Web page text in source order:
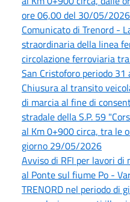
ore 06,00 del 30/05/2026
Comunicato di Trenord -
straordinaria della linea
circolazione ferroviaria
San Cristoforo periodo
Chiusura al transito
di marcia al fine di
stradale della S.P. 59
al Km 0+900 circa, tra le
giorno 29/05/2026
Avviso di RFI per lavori
al Ponte sul fiume Po -
TRENORD nel periodo di